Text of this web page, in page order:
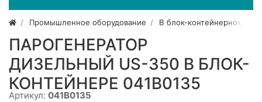
Промышленное оборудование В блок-контейнерном
ПАРОГЕНЕРАТОР
ДИЗЕЛЬНЫЙ US-350 В БЛОК-
КОНТЕЙНЕРЕ 041B0135
Артикул: 041B0135